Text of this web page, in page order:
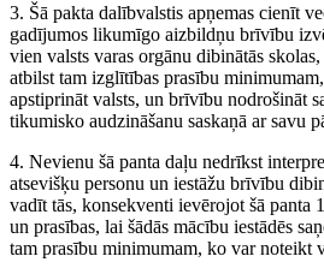
3. Šā pakta dalībvalstis apņemas cienīt
gadījumos likumīgo aizbildņu brīvību
vien valsts varas orgānu dibinātās
atbilst tam izglītības prasību
apstiprināt valsts, un brīvību nodrošināt
tikumisko audzināšanu saskaņā ar savu
4. Nevienu šā panta daļu nedrīkst
atsevišķu personu un iestāžu brīvību
vadīt tās, konsekventi ievērojot šā panta
un prasības, lai šādās mācību iestādēs
tam prasību minimumam, ko var noteikt